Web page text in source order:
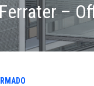
–
y